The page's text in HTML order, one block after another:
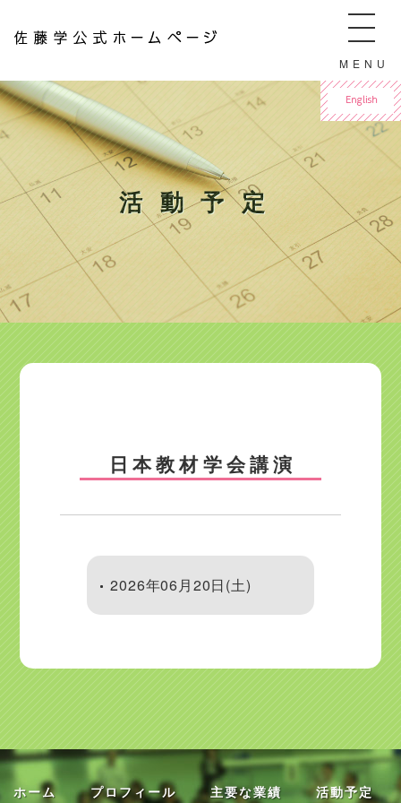
佐藤学公式ホームページ ManabuSATO WebSite
MENU
For English
活動予定
日本教材学会講演
2026年06月20日(土)
ホーム プロフィール 主要な業績 活動予定